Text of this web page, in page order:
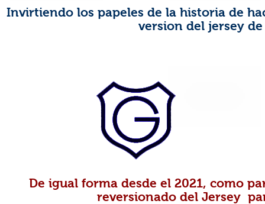
Invirtiendo los papeles de la historia de
version del jersey
De igual forma desde el 2021, como
reversionado del Jersey